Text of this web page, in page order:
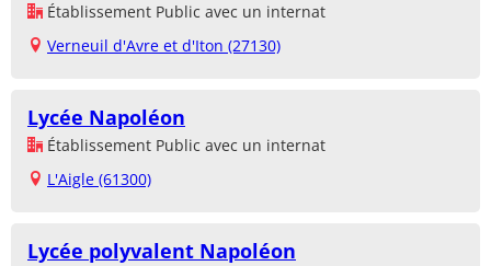
Établissement Public avec un internat
Verneuil d'Avre et d'Iton (27130)
Lycée Napoléon
Établissement Public avec un internat
L'Aigle (61300)
Lycée polyvalent Napoléon